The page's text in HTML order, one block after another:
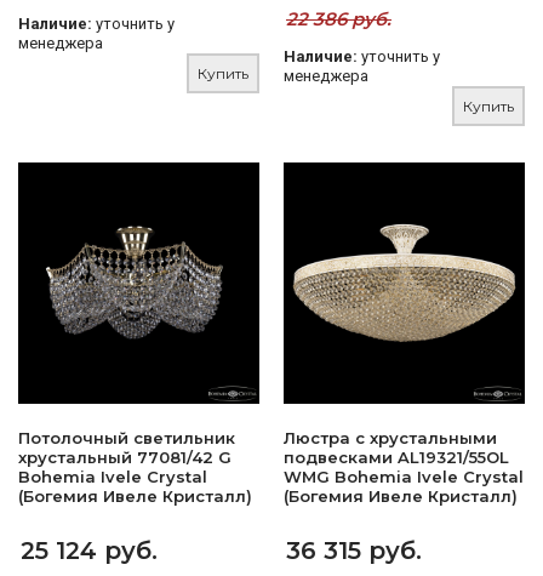
Наличие: уточнить у
менеджера
Купить
22 386 руб.
Наличие: уточнить у
менеджера
Купить
Потолочный светильник
хрустальный 77081/42 G
Bohemia Ivele Crystal
(Богемия Ивеле Кристалл)
25 124 руб.
Люстра с хрустальными
подвесками AL19321/55OL
WMG Bohemia Ivele Crystal
(Богемия Ивеле Кристалл)
36 315 руб.